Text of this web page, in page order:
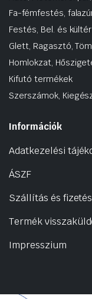
Fa-fémfestés,
Festés, Bel. és kültér
Glett, Ragasztó,
Homlokzat,
Kifutó termékek
Szerszámok,
Információk
Adatkezelési
ÁSZF
Szállítás és fizetés
Termék
Impresszium